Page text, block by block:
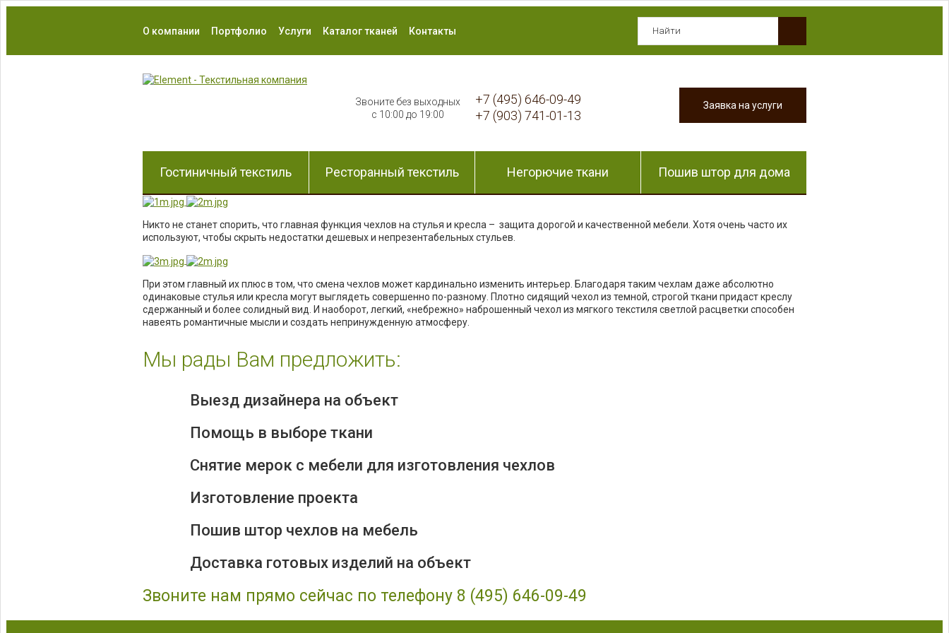
О компании Портфолио Услуги Каталог тканей Контакты
Звоните без выходных
с 10:00 до 19:00
+7 (495) 646-09-49
+7 (903) 741-01-13
Заявка на услуги
Гостиничный текстиль Ресторанный текстиль Негорючие ткани Пошив штор для дома
Никто не станет спорить, что главная функция чехлов на стулья и кресла – защита дорогой и качественной мебели. Хотя очень часто их
используют, чтобы скрыть недостатки дешевых и непрезентабельных стульев.
При этом главный их плюс в том, что смена чехлов может кардинально изменить интерьер. Благодаря таким чехлам даже абсолютно
одинаковые стулья или кресла могут выглядеть совершенно по-разному. Плотно сидящий чехол из темной, строгой ткани придаст креслу
сдержанный и более солидный вид. И наоборот, легкий, «небрежно» наброшенный чехол из мягкого текстиля светлой расцветки способен
навеять романтичные мысли и создать непринужденную атмосферу.
Мы рады Вам предложить:
Выезд дизайнера на объект
Помощь в выборе ткани
Снятие мерок с мебели для изготовления чехлов
Изготовление проекта
Пошив штор чехлов на мебель
Доставка готовых изделий на объект
Звоните нам прямо сейчас по телефону 8 (495) 646-09-49